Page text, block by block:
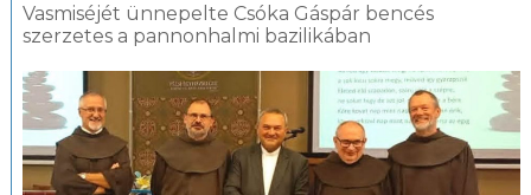
Vasmiséjét ünnepelte Csóka Gáspár bencés
szerzetes a pannonhalmi bazilikában